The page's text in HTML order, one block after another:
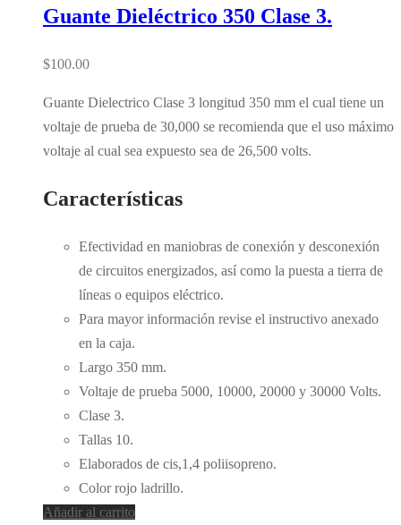
Guante Dieléctrico 350 Clase 3.
$100.00
Guante Dielectrico Clase 3 longitud 350 mm el cual tiene un
voltaje de prueba de 30,000 se recomienda que el uso máximo
voltaje al cual sea expuesto sea de 26,500 volts.
Características
Efectividad en maniobras de conexión y desconexión
de circuitos energizados, así como la puesta a tierra de
líneas o equipos eléctrico.
Para mayor información revise el instructivo anexado
en la caja.
Largo 350 mm.
Voltaje de prueba 5000, 10000, 20000 y 30000 Volts.
Clase 3.
Tallas 10.
Elaborados de cis,1,4 poliisopreno.
Color rojo ladrillo.
Añadir al carrito